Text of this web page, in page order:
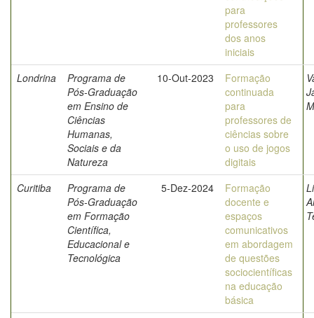
para
professores
dos anos
iniciais
Londrina
Programa de
Pós-Graduação
em Ensino de
Ciências
Humanas,
Sociais e da
Natureza
10-Out-2023
Formação
continuada
para
professores de
ciências sobre
o uso de jogos
digitais
Curitiba
Programa de
Pós-Graduação
em Formação
Científica,
Educacional e
Tecnológica
5-Dez-2024
Formação
docente e
espaços
comunicativos
em abordagem
de questões
sociocientíficas
na educação
básica